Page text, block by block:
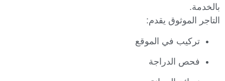
بالخدمة.
التاجر الموثوق يقدم:
تركيب في الموقع
فحص الدراجة